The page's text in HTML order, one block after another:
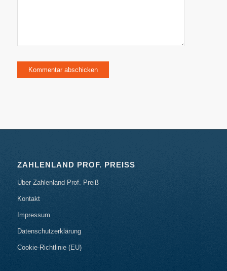
ZAHLENLAND PROF. PREISS
Über Zahlenland Prof. Preiß
Kontakt
Impressum
Datenschutzerklärung
Cookie-Richtlinie (EU)